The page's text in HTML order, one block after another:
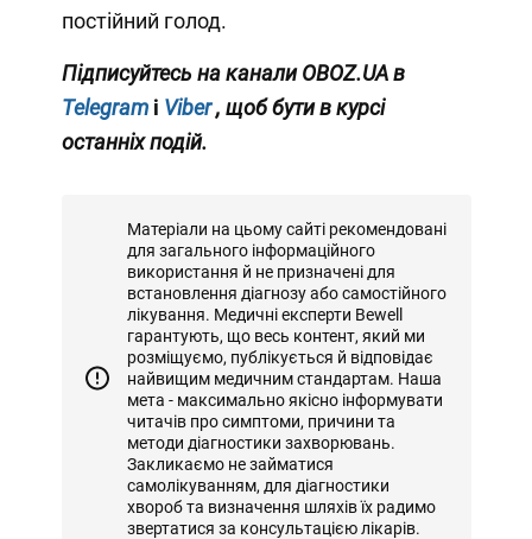
постійний голод.
Підписуйтесь на канали OBOZ.UA в
Telegram і Viber , щоб бути в курсі
останніх подій.
Матеріали на цьому сайті рекомендовані
для загального інформаційного
використання й не призначені для
встановлення діагнозу або самостійного
лікування. Медичні експерти Bewell
гарантують, що весь контент, який ми
розміщуємо, публікується й відповідає
найвищим медичним стандартам. Наша
мета - максимально якісно інформувати
читачів про симптоми, причини та
методи діагностики захворювань.
Закликаємо не займатися
самолікуванням, для діагностики
хвороб та визначення шляхів їх радимо
звертатися за консультацією лікарів.